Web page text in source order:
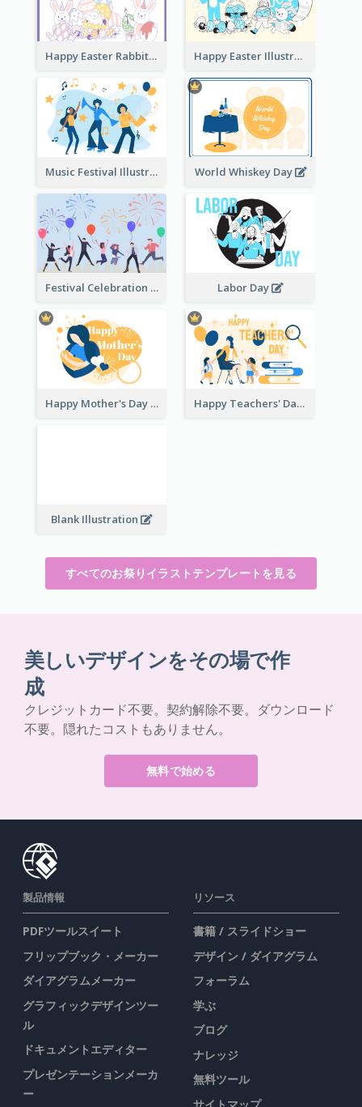
Happy Easter Rabbit Illustration Happy Easter Illustration
Music Festival Illustration World Whiskey Day
Festival Celebration Illustration Labor Day
Happy Mother's Day Happy Teachers' Day
Blank Illustration
すべてのお祭りイラストテンプレートを見る
美しいデザインをその場で作
成
クレジットカード不要。契約解除不要。ダウンロード
不要。隠れたコストもありません。
無料で始める
製品情報
PDFツールスイート
フリップブック・メーカー
ダイアグラムメーカー
グラフィックデザインツー
ル
ドキュメントエディター
プレゼンテーションメーカ
ー
リソース
書籍 / スライドショー
デザイン / ダイアグラム
フォーラム
学ぶ
ブログ
ナレッジ
無料ツール
サイトマップ